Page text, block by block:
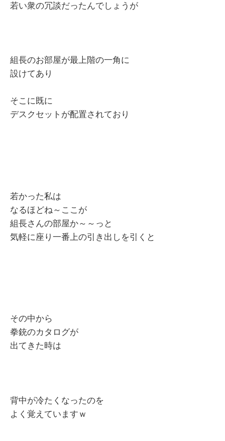
若い衆の冗談だったんでしょうが
組長のお部屋が最上階の一角に
設けてあり
そこに既に
デスクセットが配置されており
若かった私は
なるほどね～ここが
組長さんの部屋か～～っと
気軽に座り一番上の引き出しを引くと
その中から
拳銃のカタログが
出てきた時は
背中が冷たくなったのを
よく覚えていますｗ